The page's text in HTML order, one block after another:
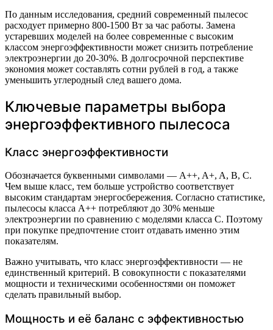
По данным исследования, средний современный пылесос
расходует примерно 800-1500 Вт за час работы. Замена
устаревших моделей на более современные с высоким
классом энергоэффективности может снизить потребление
электроэнергии до 20-30%. В долгосрочной перспективе
экономия может составлять сотни рублей в год, а также
уменьшить углеродный след вашего дома.
Ключевые параметры выбора
энергоэффективного пылесоса
Класс энергоэффективности
Обозначается буквенными символами — A++, A+, A, B, C.
Чем выше класс, тем больше устройство соответствует
высоким стандартам энергосбережения. Согласно статистике,
пылесосы класса A++ потребляют до 30% меньше
электроэнергии по сравнению с моделями класса C. Поэтому
при покупке предпочтение стоит отдавать именно этим
показателям.
Важно учитывать, что класс энергоэффективности — не
единственный критерий. В совокупности с показателями
мощности и техническими особенностями он поможет
сделать правильный выбор.
Мощность и её баланс с эффективностью